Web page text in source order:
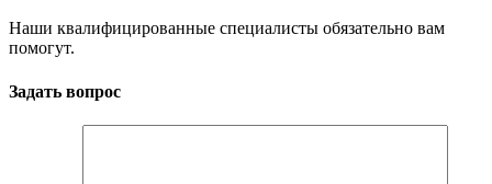
Наши квалифицированные специалисты обязательно вам
помогут.
Задать вопрос